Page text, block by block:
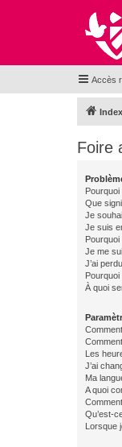
Accès
Foire
Pourquoi
Que
Je
Je suis
Je me
J’ai
À quoi
Les
J’ai
Ma
A quoi
Qu’est-
Lorsque